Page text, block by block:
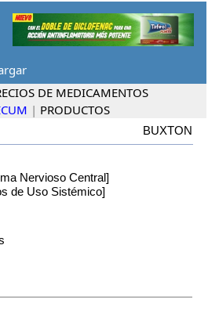
DE MEDICAMENTOS
| PRODUCTOS
BUXTON
Nervioso Central]
de Uso Sistémico]